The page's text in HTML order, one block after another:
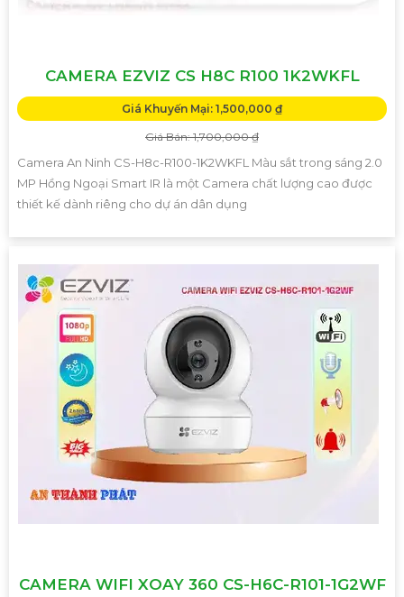
CAMERA EZVIZ CS H8C R100 1K2WKFL
Giá Khuyến Mại: 1,500,000 ₫
Giá Bán: 1,700,000 ₫
Camera An Ninh CS-H8c-R100-1K2WKFL Màu sắt trong sáng 2.0
MP Hồng Ngoại Smart IR là một Camera chất lượng cao được
thiết kế dành riêng cho dự án dân dụng
CAMERA WIFI XOAY 360 CS-H6C-R101-1G2WF